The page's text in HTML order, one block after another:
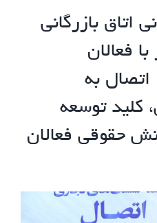
اتاق بازرگانی
فعالان
به
کلید توسعه
حقوقی فعالان